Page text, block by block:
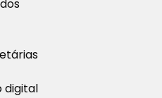
digital